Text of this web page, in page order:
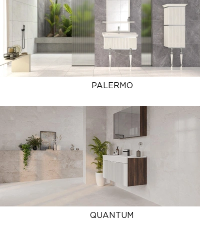
PALERMO
QUANTUM